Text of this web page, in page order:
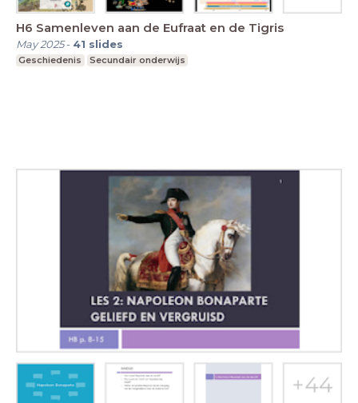
H6 Samenleven aan de Eufraat en de Tigris
May 2025- 41 slides
Geschiedenis Secundair onderwijs